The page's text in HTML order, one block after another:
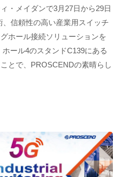
・メイダンで3月27日から29日
、信頼性の高い産業用スイッチ
ホール接続ソリューションを
ール4のスタンドC139にある
とで、PROSCENDの素晴らし